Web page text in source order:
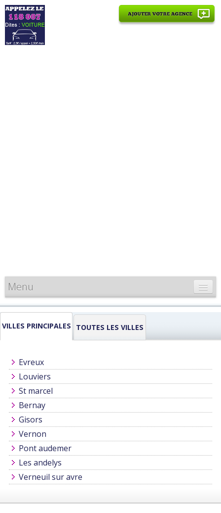
Menu
CARTE DE FRANCE
INFORMATIONS
VILLES PRINCIPALES TOUTES LES VILLES
Evreux
Louviers
St marcel
Bernay
Gisors
Vernon
Pont audemer
Les andelys
Verneuil sur avre